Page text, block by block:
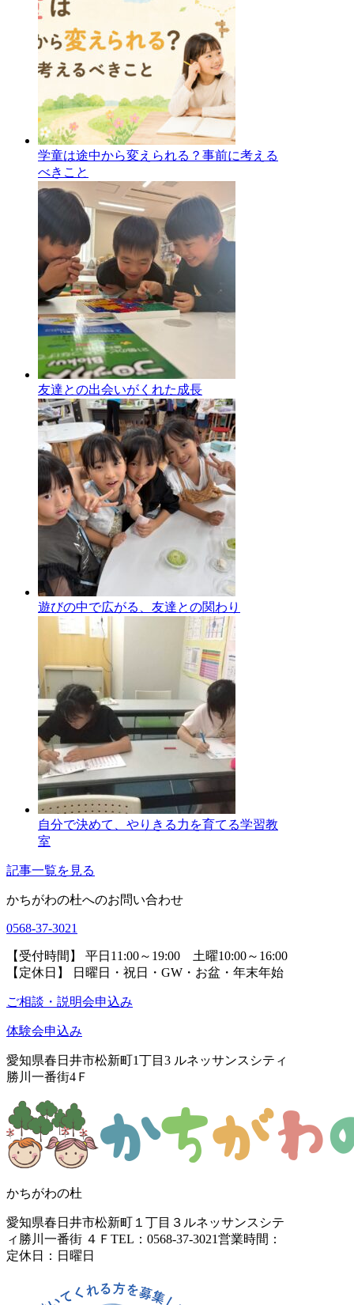
学童は途中から変えられる？事前に考える
べきこと
友達との出会いがくれた成長
遊びの中で広がる、友達との関わり
自分で決めて、やりきる力を育てる学習教
室
記事一覧を見る
かちがわの杜へのお問い合わせ
0568-37-3021
【受付時間】 平日11:00～19:00 土曜10:00～16:00
【定休日】 日曜日・祝日・GW・お盆・年末年始
ご相談・説明会申込み
体験会申込み
愛知県春日井市松新町1丁目3 ルネッサンスシティ
勝川一番街4Ｆ
かちがわの杜
愛知県春日井市松新町１丁目３ ルネッサンスシテ
ィ勝川一番街 ４Ｆ TEL：0568-37-3021営業時間：
定休日：日曜日